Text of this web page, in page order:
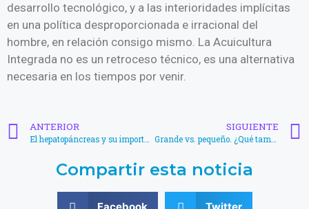
desarrollo tecnológico, y a las interioridades implícitas
en una política desproporcionada e irracional del
hombre, en relación consigo mismo. La Acuicultura
Integrada no es un retroceso técnico, es una alternativa
necesaria en los tiempos por venir.
ANTERIOR SIGUIENTE
Compartir esta noticia